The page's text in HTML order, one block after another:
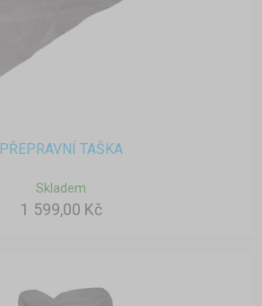
PŘEPRAVNÍ TAŠKA
Skladem
1 599,00 Kč